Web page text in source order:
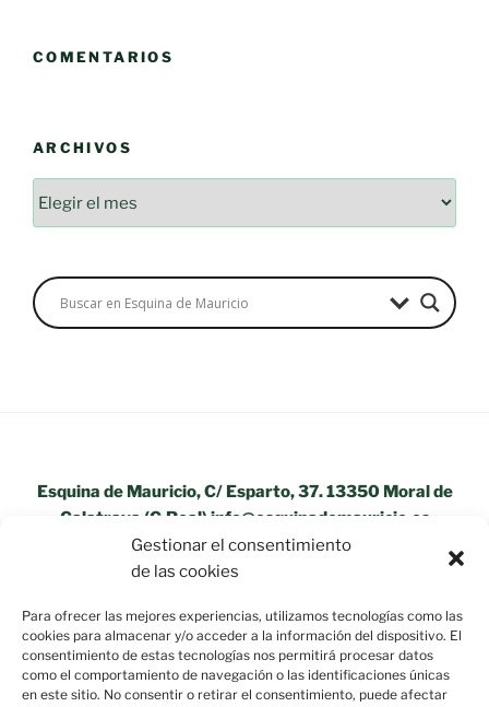
Gestionar el consentimiento
de las cookies
Para ofrecer las mejores experiencias, utilizamos tecnologías como las
cookies para almacenar y/o acceder a la información del dispositivo. El
consentimiento de estas tecnologías nos permitirá procesar datos
como el comportamiento de navegación o las identificaciones únicas
en este sitio. No consentir o retirar el consentimiento, puede afectar
COMENTARIOS
ARCHIVOS
Esquina de Mauricio, C/ Esparto, 37. 13350 Moral de
Calatrava (C.Real) info@esquinademauricio.es
«Aviso Legal»